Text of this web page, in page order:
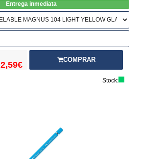
Entrega inmediata
2,59€
COMPRAR
Stock: